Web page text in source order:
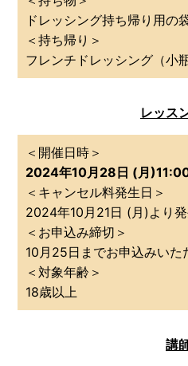
ドレッシング持ち帰り用の
＜持ち帰り＞
フレンチドレッシング（小
レッス
＜開催日時＞
2024年10月28日 (月
＜キャンセル料発生日＞
2024年10月21日 (月)より発
＜お申込み締切＞
10月25日までお申込みいた
＜対象年齢＞
18歳以上
講